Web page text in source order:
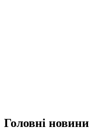
Головні новини